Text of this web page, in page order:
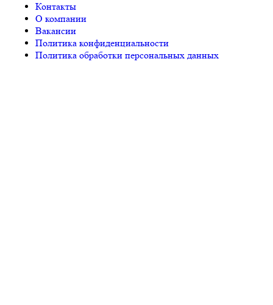
Контакты
О компании
Вакансии
Политика конфиденциальности
Политика обработки персональных данных